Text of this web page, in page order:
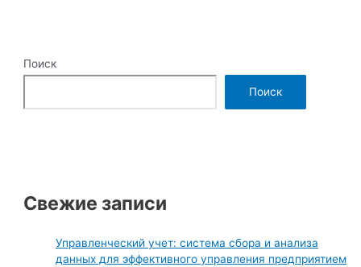
Поиск
Поиск
Свежие записи
Управленческий учет: система сбора и анализа
данных для эффективного управления предприятием